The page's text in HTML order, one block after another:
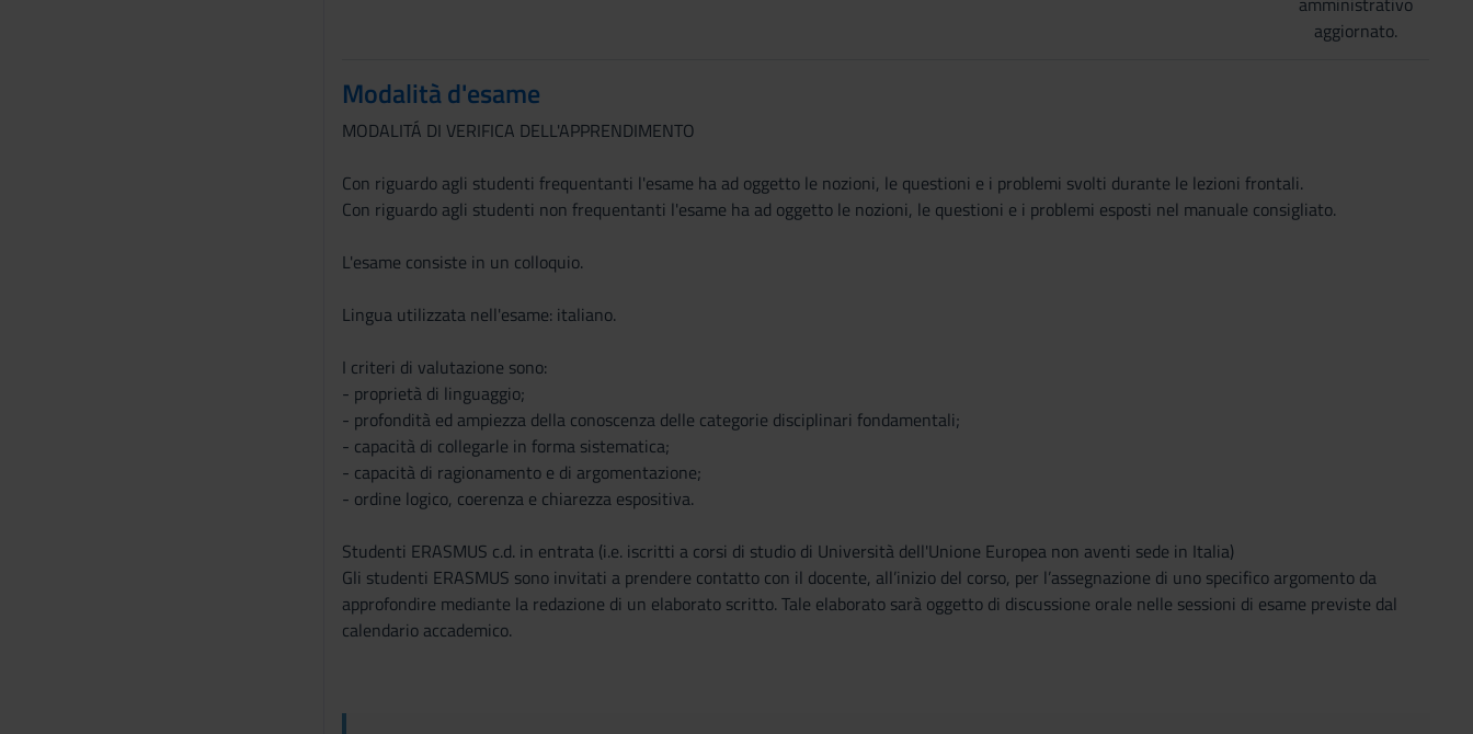
aggiornato.
Modalità d'esame
MODALITÁ DI VERIFICA DELL'APPRENDIMENTO
Con riguardo agli studenti frequentanti l'esame ha ad oggetto le nozioni, le questioni e i problemi svolti durante le lezioni frontali.
Con riguardo agli studenti non frequentanti l'esame ha ad oggetto le nozioni, le questioni e i problemi esposti nel manuale consigliato.
L'esame consiste in un colloquio.
Lingua utilizzata nell'esame: italiano.
I criteri di valutazione sono:
- proprietà di linguaggio;
- profondità ed ampiezza della conoscenza delle categorie disciplinari fondamentali;
- capacità di collegarle in forma sistematica;
- capacità di ragionamento e di argomentazione;
- ordine logico, coerenza e chiarezza espositiva.
Studenti ERASMUS c.d. in entrata (i.e. iscritti a corsi di studio di Università dell'Unione Europea non aventi sede in Italia)
Gli studenti ERASMUS sono invitati a prendere contatto con il docente, all’inizio del corso, per l’assegnazione di uno specifico argomento da
approfondire mediante la redazione di un elaborato scritto. Tale elaborato sarà oggetto di discussione orale nelle sessioni di esame previste dal
calendario accademico.